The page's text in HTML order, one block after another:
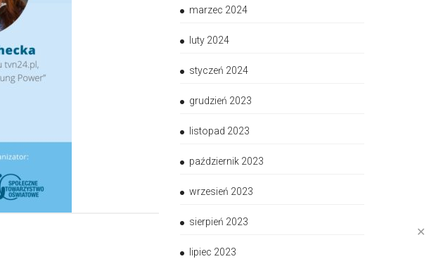
✕
marzec 2024
luty 2024
styczeń 2024
grudzień 2023
listopad 2023
październik 2023
wrzesień 2023
sierpień 2023
lipiec 2023